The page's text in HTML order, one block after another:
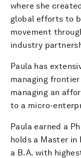
where she
global efforts to
movement
industry
Paula has
managing
managing an
to a micro-
Paula earned a
holds a Master
a B.A. with